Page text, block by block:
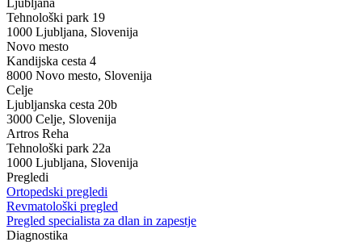
Tehnološki park 19
1000 Ljubljana, Slovenija
Novo mesto
Kandijska cesta 4
8000 Novo mesto, Slovenija
Celje
Ljubljanska cesta 20b
3000 Celje, Slovenija
Artros Reha
Tehnološki park 22a
1000 Ljubljana, Slovenija
Pregledi
Ortopedski pregledi
Revmatološki pregled
Pregled specialista za dlan in zapestje
Diagnostika